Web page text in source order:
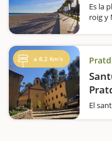
Es la
roig y
a 8,2 Km's
El